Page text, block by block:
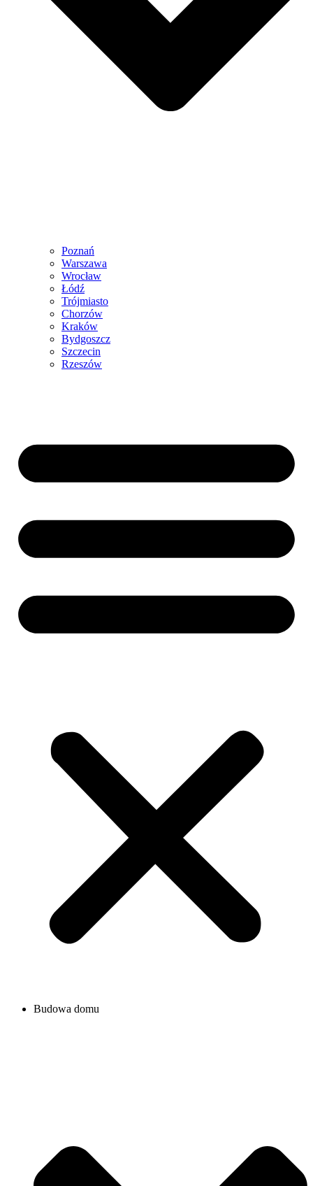
Poznań
Warszawa
Wrocław
Łódź
Trójmiasto
Chorzów
Kraków
Bydgoszcz
Szczecin
Rzeszów
Budowa domu